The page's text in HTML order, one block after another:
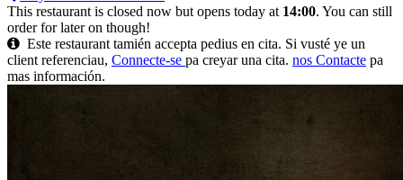
This restaurant is closed now but opens today at 14:00. You can still
order for later on though!
Este restaurant tamién accepta pedius en cita. Si vusté ye un
client referenciau, Connecte-se pa creyar una cita. nos Contacte pa
mas información.